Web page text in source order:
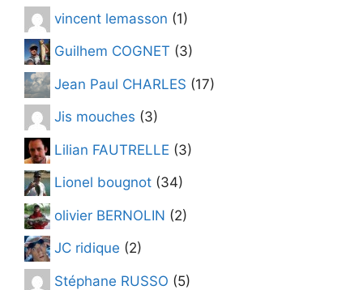
vincent lemasson (1)
Guilhem COGNET (3)
Jean Paul CHARLES (17)
Jis mouches (3)
Lilian FAUTRELLE (3)
Lionel bougnot (34)
olivier BERNOLIN (2)
JC ridique (2)
Stéphane RUSSO (5)